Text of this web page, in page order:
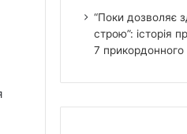
“Поки дозволяє
строю”: історія
7 прикордонного